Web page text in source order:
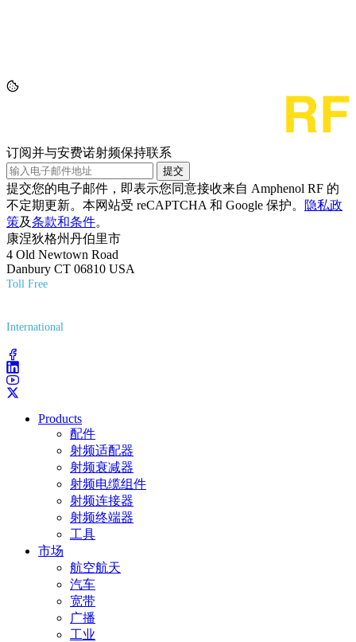
订阅并与安费诺射频保持联系
提交
提交您的电子邮件，即表示您同意接收来自 Amphenol RF 的
不定期更新。本网站受 reCAPTCHA 和 Google 保护。
隐私政
策及条款和条件。
康涅狄格州丹伯里市
4 Old Newtown Road
Danbury CT 06810 USA
Toll Free
International
Products
配件
射频适配器
射频衰减器
射频电缆组件
射频连接器
射频终端器
工具
市场
航空航天
汽车
宽带
广播
工业